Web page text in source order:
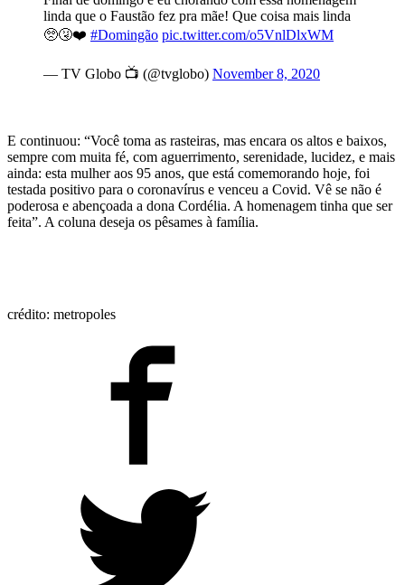
linda que o Faustão fez pra mãe! Que coisa mais linda
🥺🤧❤️ #Domingão pic.twitter.com/o5VnlDlxWM
— TV Globo 📺 (@tvglobo) November 8, 2020
E continuou: “Você toma as rasteiras, mas encara os altos e baixos,
sempre com muita fé, com aguerrimento, serenidade, lucidez, e mais
ainda: esta mulher aos 95 anos, que está comemorando hoje, foi
testada positivo para o coronavírus e venceu a Covid. Vê se não é
poderosa e abençoada a dona Cordélia. A homenagem tinha que ser
feita”. A coluna deseja os pêsames à família.
crédito: metropoles